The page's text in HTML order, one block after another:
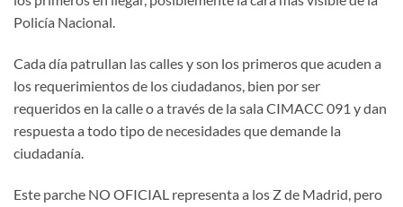
Policía Nacional.
Cada día patrullan las calles y son los primeros que acuden a
los requerimientos de los ciudadanos, bien por ser
requeridos en la calle o a través de la sala CIMACC 091 y dan
respuesta a todo tipo de necesidades que demande la
ciudadanía.
Este parche NO OFICIAL representa a los Z de Madrid, pero